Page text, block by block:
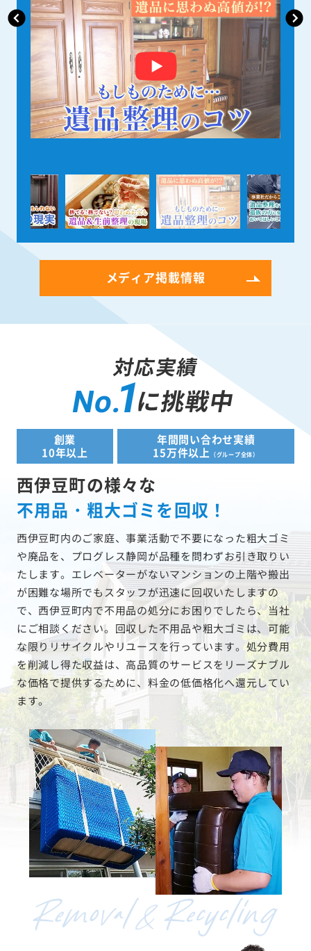
メディア掲載情報
対応実績
No.1に挑戦中
創業
10年以上
年間問い合わせ実績
15万件以上
（グループ全体）
西伊豆町の様々な
不用品・粗大ゴミを回収！
西伊豆町内のご家庭、事業活動で不要になった粗大ゴミ
や廃品を、プログレス静岡が品種を問わずお引き取りい
たします。エレベーターがないマンションの上階や搬出
が困難な場所でもスタッフが迅速に回収いたしますの
で、西伊豆町内で不用品の処分にお困りでしたら、当社
にご相談ください。回収した不用品や粗大ゴミは、可能
な限りリサイクルやリユースを行っています。処分費用
を削減し得た収益は、高品質のサービスをリーズナブル
な価格で提供するために、料金の低価格化へ還元してい
ます。